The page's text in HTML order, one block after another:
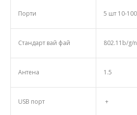
Порти 5 шт 10-
Стандарт вай фай 802.11b/g/n
Антена 1.5
USB порт +